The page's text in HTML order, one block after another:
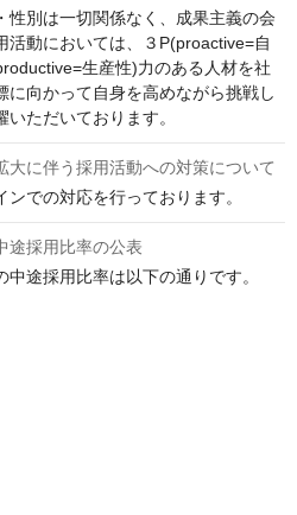
性別は一切関係なく、成果主義の会
活動においては、３P(proactive=自
生産性)力のある人材を社
に向かって自身を高めながら挑戦し
ただいております。
大に伴う採用活動への対策について
での対応を行っております。
途採用比率の公表
途採用比率は以下の通りです。